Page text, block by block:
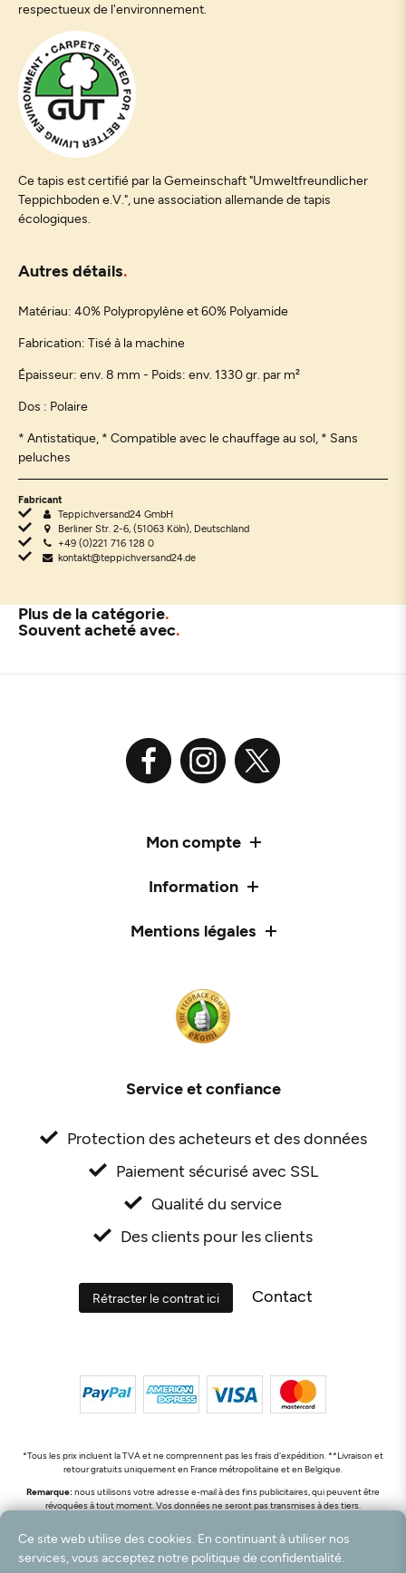
respectueux de l'environnement.
Ce tapis est certifié par la Gemeinschaft "Umweltfreundlicher
Teppichboden e.V.", une association allemande de tapis
écologiques.
Autres détails
Matériau: 40% Polypropylène et 60% Polyamide
Fabrication: Tisé à la machine
Épaisseur: env. 8 mm - Poids: env. 1330 gr. par m²
Dos : Polaire
* Antistatique, * Compatible avec le chauffage au sol, * Sans
peluches
Fabricant
Teppichversand24 GmbH
Berliner Str. 2-6, (51063 Köln), Deutschland
+49 (0)221 716 128 0
kontakt@teppichversand24.de
Plus de la catégorie
Souvent acheté avec
Mon compte
Information
Mentions légales
Service et confiance
Protection des acheteurs et des données
Paiement sécurisé avec SSL
Qualité du service
Des clients pour les clients
Rétracter le contrat ici Contact
*Tous les prix incluent la TVA et ne comprennent pas les frais d'expédition. **Livraison et
retour gratuits uniquement en France métropolitaine et en Belgique.
Remarque:nous utilisons votre adresse e-mail à des fins publicitaires, qui peuvent être
révoquées à tout moment. Vos données ne seront pas transmises à des tiers.
createyourtemplate
Ce site web utilise des cookies. En continuant à utiliser nos
services, vous acceptez notre politique de confidentialité.